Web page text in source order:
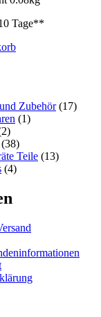
Tage**
Zubehör (17)
(1)
(38)
Teile (13)
(4)